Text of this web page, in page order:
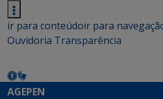
ir para conteúdoir para
Ouvidoria Transparência
AGEPEN